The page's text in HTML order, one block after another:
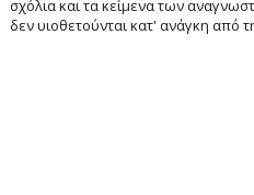
σχόλια και τα κείμενα των
δεν υιοθετούνται κατ' ανάγκη από